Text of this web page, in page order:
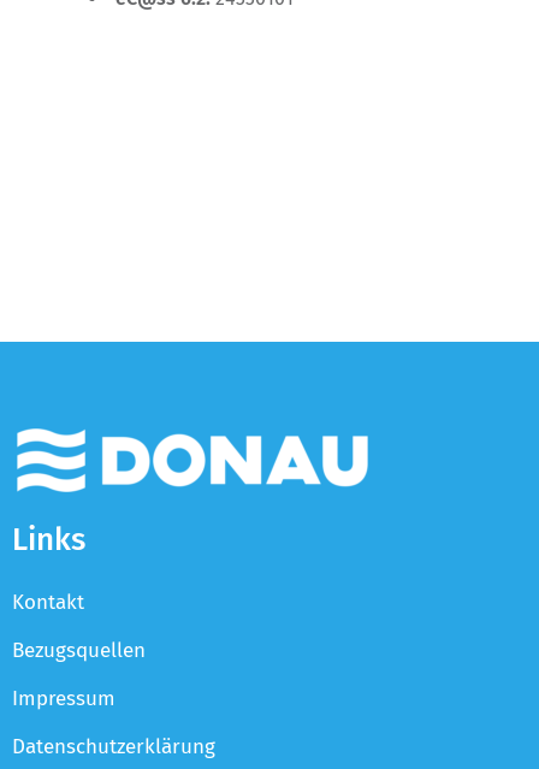
Links
Kontakt
Bezugsquellen
Impressum
Datenschutzerklärung